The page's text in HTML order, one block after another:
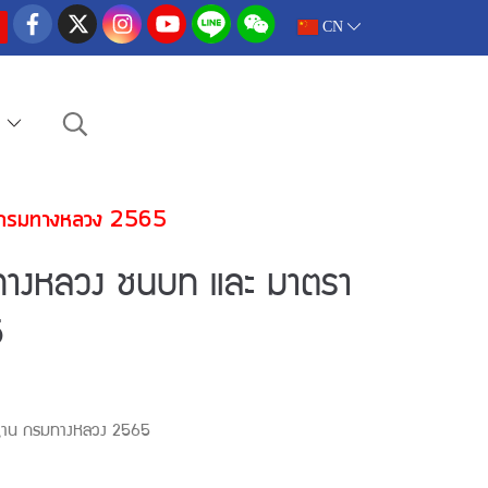
CN
รมทางหลวง 2565
งหลวง ชนบท และ มาตรา
น กรมทางหลวง 2565